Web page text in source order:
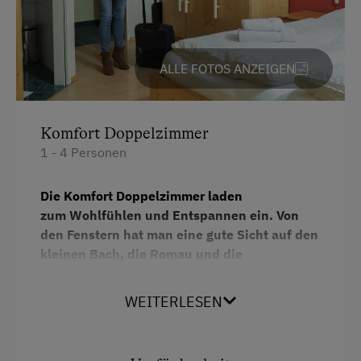
ALLE FOTOS ANZEIGEN
Komfort Doppelzimmer
1 - 4 Personen
Die Komfort Doppelzimmer laden
zum Wohlfühlen und Entspannen ein. Von
den Fenstern hat man eine gute Sicht auf den
kleinen Bach, die Romau und die
Dusche/WC, Fön, Flachbild-SAT-
WEITERLESEN